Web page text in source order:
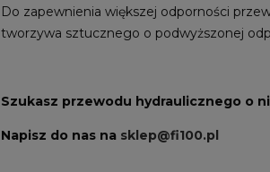
Do zapewnienia większej odporności
tworzywa sztucznego o podwyższonej
Szukasz przewodu hydraulicznego o
Napisz do nas na sklep@fi100.pl